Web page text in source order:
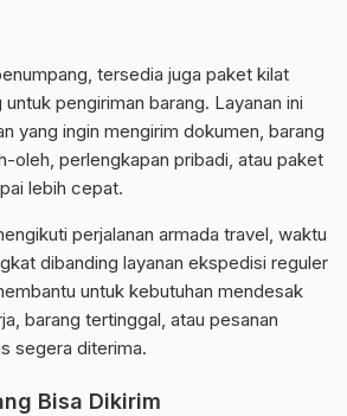
tersedia juga paket kilat
pengiriman barang. Layanan ini
yang ingin mengirim dokumen, barang
oleh, perlengkapan pribadi, atau paket
lebih cepat.
perjalanan armada travel, waktu
dibanding layanan ekspedisi reguler
untuk kebutuhan mendesak
barang tertinggal, atau pesanan
segera diterima.
Bisa Dikirim